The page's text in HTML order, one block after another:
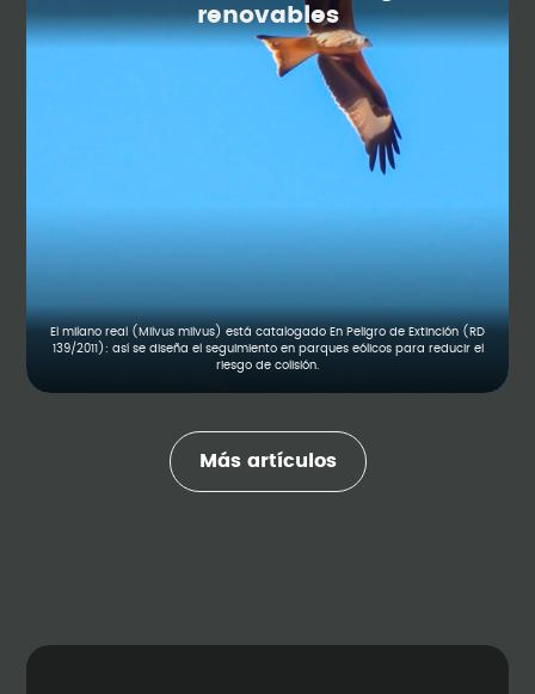
renovables
El milano real (Milvus milvus) está catalogado En Peligro de Extinción (RD
139/2011): así se diseña el seguimiento en parques eólicos para reducir el
riesgo de colisión.
Más artículos